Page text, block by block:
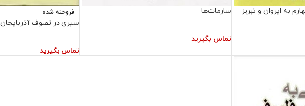
به ایروان و تبریز سارمات‌ها
تماس بگیرید
فروخته شده
سیری در تصوف آذربایجان
تماس بگیرید